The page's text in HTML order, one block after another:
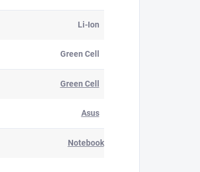
Li-Ion
Green Cell
Green Cell
Asus
Notebook